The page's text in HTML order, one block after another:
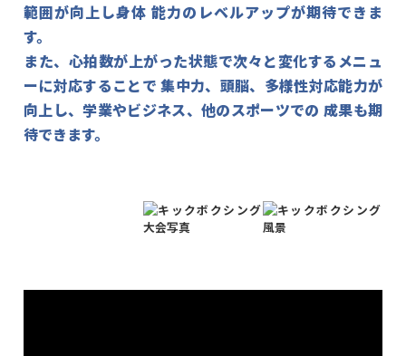
範囲が向上し身体 能力のレベルアップが期待できま
す。
また、心拍数が上がった状態で次々と変化するメニュ
ーに対応することで 集中力、頭脳、多様性対応能力が
向上し、学業やビジネス、他のスポーツでの 成果も期
待できます。